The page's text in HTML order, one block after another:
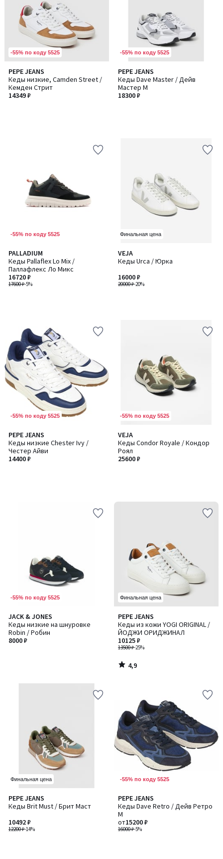
-55% по коду 5525
PEPE JEANS
Кеды низкие, Camden Street /
Кемден Стрит
14349 ₽
-55% по коду 5525
PEPE JEANS
Кеды Dave Master / Дейв
Мастер M
18300 ₽
-55% по коду 5525
PALLADIUM
Кеды Pallaflex Lo Mix /
Паллафлекс Ло Микс
17600 ₽-5%
16720 ₽
Финальная цена
VEJA
Кеды Urca / Юрка
20000 ₽-20%
16000 ₽
-55% по коду 5525
PEPE JEANS
Кеды низкие Chester Ivy /
Честер Айви
14400 ₽
-55% по коду 5525
VEJA
Кеды Condor Royale / Кондор
Роял
25600 ₽
-55% по коду 5525
JACK & JONES
Кеды низкие на шнуровке
Robin / Робин
8000 ₽
Финальная цена
PEPE JEANS
Кеды из кожи YOGI ORIGINAL /
ЙОДЖИ ОРИДЖИНАЛ
13500 ₽-25%
10125 ₽
4,9
/ 5
4,9
/
Финальная цена
PEPE JEANS
Кеды Brit Must / Брит Маст
12200 ₽-14%
10492 ₽
-55% по коду 5525
PEPE JEANS
Кеды Dave Retro / Дейв Ретро
M
16000 ₽-5%
от15200 ₽